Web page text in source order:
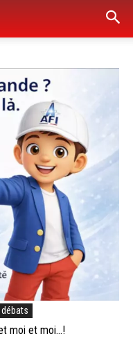
moi et moi…!